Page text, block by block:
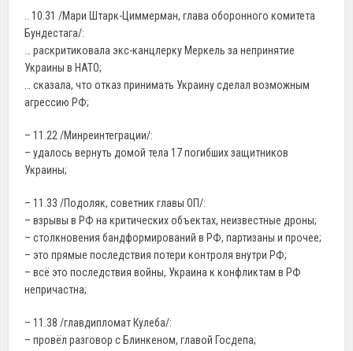
.. 10.31 /Мари Штарк-Циммерман, глава оборонного комитета
Бундестага/:
… раскритиковала экс-канцлерку Меркель за непринятие
Украины в НАТО;
… сказала, что отказ принимать Украину сделал возможным
агрессию РФ;
– 11.22 /Минреинтеграции/:
– удалось вернуть домой тела 17 погибших защитников
Украины;
– 11.33 /Подоляк, советник главы ОП/:
– взрывы в РФ на критических объектах, неизвестные дроны;
– столкновения бандформирований в РФ, партизаны и прочее;
– это прямые последствия потери контроля внутри РФ;
– всё это последствия войны, Украина к конфликтам в РФ
непричастна;
– 11.38 /главдипломат Кулеба/:
– провёл разговор с Блинкеном, главой Госдепа;